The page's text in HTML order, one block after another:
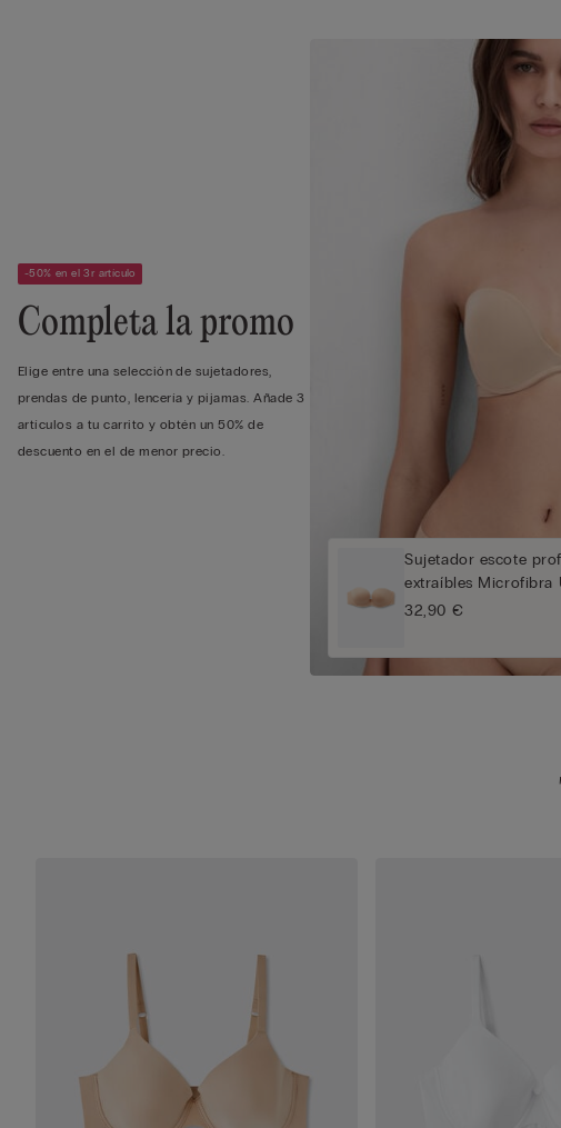
-50% en el 3r artículo
Completa la promo
Elige entre una selección de sujetadores,
prendas de punto, lencería y pijamas. Añade 3
artículos a tu carrito y obtén un 50% de
descuento en el de menor precio.
Sujetador escote
extraíbles Microfibra
32,90 €